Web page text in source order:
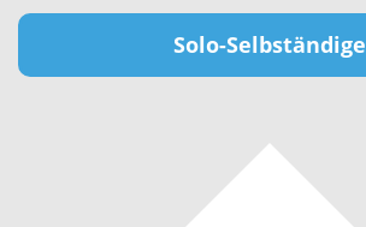
Solo-Selbständige